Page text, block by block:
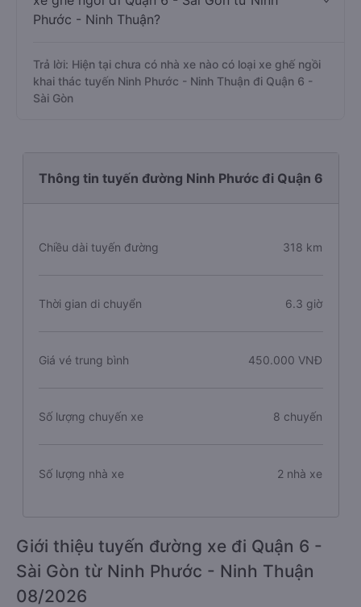
Phước - Ninh Thuận?
Trả lời: Hiện tại chưa có nhà xe nào có loại xe ghế ngồi
khai thác tuyến Ninh Phước - Ninh Thuận đi Quận 6 -
Sài Gòn
Thông tin tuyến đường Ninh Phước đi Quận 6
Chiều dài tuyến đường 318 km
Thời gian di chuyển 6.3 giờ
Giá vé trung bình 450.000 VNĐ
Số lượng chuyến xe 8 chuyến
Số lượng nhà xe 2 nhà xe
Giới thiệu tuyến đường xe đi Quận 6 -
Sài Gòn từ Ninh Phước - Ninh Thuận
08/2026